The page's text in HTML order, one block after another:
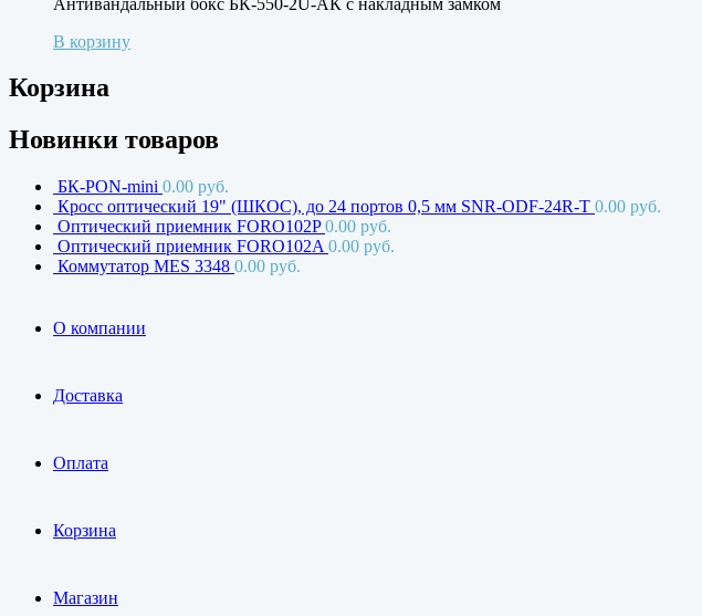
В корзину
Корзина
Новинки товаров
БК-PON-mini 0.00 руб.
Кросс оптический 19" (ШКОС), до 24 портов 0,5 мм SNR-ODF-24R-T 0.00 руб.
Оптический приемник FORO102P 0.00 руб.
Оптический приемник FORO102A 0.00 руб.
Коммутатор MES 3348 0.00 руб.
О компании
Доставка
Оплата
Корзина
Магазин